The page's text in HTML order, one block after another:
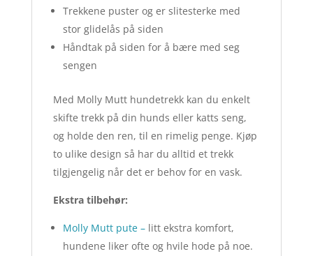
Trekkene puster og er slitesterke med
stor glidelås på siden
Håndtak på siden for å bære med seg
sengen
Med Molly Mutt hundetrekk kan du enkelt
skifte trekk på din hunds eller katts seng,
og holde den ren, til en rimelig penge. Kjøp
to ulike design så har du alltid et trekk
tilgjengelig når det er behov for en vask.
Ekstra tilbehør:
Molly Mutt pute – litt ekstra komfort,
hundene liker ofte og hvile hode på noe.